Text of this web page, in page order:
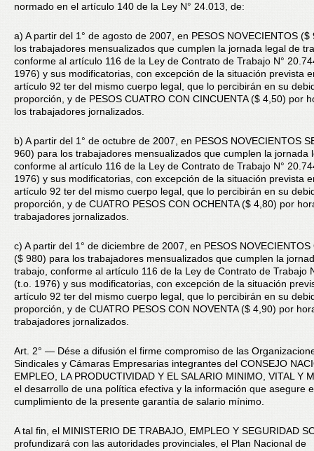
normado en el artículo 140 de la Ley N° 24.013, de:
a) A partir del 1° de agosto de 2007, en PESOS NOVECIENTOS ($
los trabajadores mensualizados que cumplen la jornada legal de
conforme al artículo 116 de la Ley de Contrato de Trabajo N°
1976) y sus modificatorias, con excepción de la situación prevista
artículo 92 ter del mismo cuerpo legal, que lo percibirán en su
proporción, y de PESOS CUATRO CON CINCUENTA ($ 4,50) por
los trabajadores jornalizados.
b) A partir del 1° de octubre de 2007, en PESOS NOVECIENTOS
960) para los trabajadores mensualizados que cumplen la jornada
conforme al artículo 116 de la Ley de Contrato de Trabajo N°
1976) y sus modificatorias, con excepción de la situación prevista
artículo 92 ter del mismo cuerpo legal, que lo percibirán en su
proporción, y de CUATRO PESOS CON OCHENTA ($ 4,80) por
trabajadores jornalizados.
c) A partir del 1° de diciembre de 2007, en PESOS NOVECIENTOS
($ 980) para los trabajadores mensualizados que cumplen la
trabajo, conforme al artículo 116 de la Ley de Contrato de Trabajo
(t.o. 1976) y sus modificatorias, con excepción de la situación
artículo 92 ter del mismo cuerpo legal, que lo percibirán en su
proporción, y de CUATRO PESOS CON NOVENTA ($ 4,90) por
trabajadores jornalizados.
Art. 2° — Dése a difusión el firme compromiso de las
Sindicales y Cámaras Empresarias integrantes del CONSEJO
EMPLEO, LA PRODUCTIVIDAD Y EL SALARIO MINIMO, VITAL Y
el desarrollo de una política efectiva y la información que asegure
cumplimiento de la presente garantía de salario mínimo.
A tal fin, el MINISTERIO DE TRABAJO, EMPLEO Y SEGURIDAD
profundizará con las autoridades provinciales, el Plan Nacional de